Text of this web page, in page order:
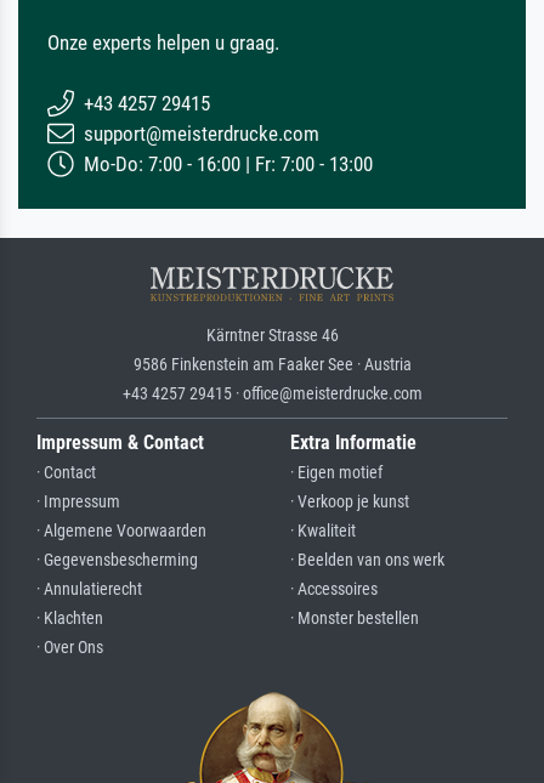
Onze experts helpen u graag.
+43 4257 29415
support@meisterdrucke.com
Mo-Do: 7:00 - 16:00 | Fr: 7:00 - 13:00
Kärntner Strasse 46
9586 Finkenstein am Faaker See · Austria
+43 4257 29415 · office@meisterdrucke.com
Impressum & Contact
· Contact
· Impressum
· Algemene Voorwaarden
· Gegevensbescherming
· Annulatierecht
· Klachten
· Over Ons
Extra Informatie
· Eigen motief
· Verkoop je kunst
· Kwaliteit
· Beelden van ons werk
· Accessoires
· Monster bestellen